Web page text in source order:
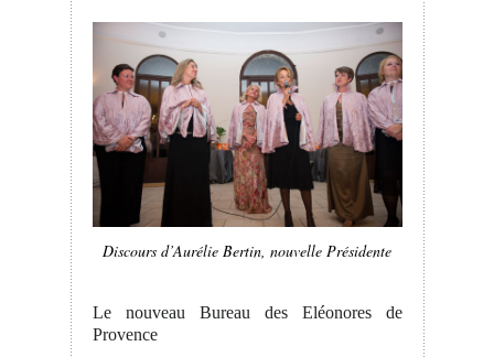
Discours d’Aurélie Bertin, nouvelle Présidente
Le nouveau Bureau des Eléonores de
Provence